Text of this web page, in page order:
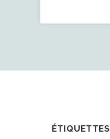
ÉTIQUETTES